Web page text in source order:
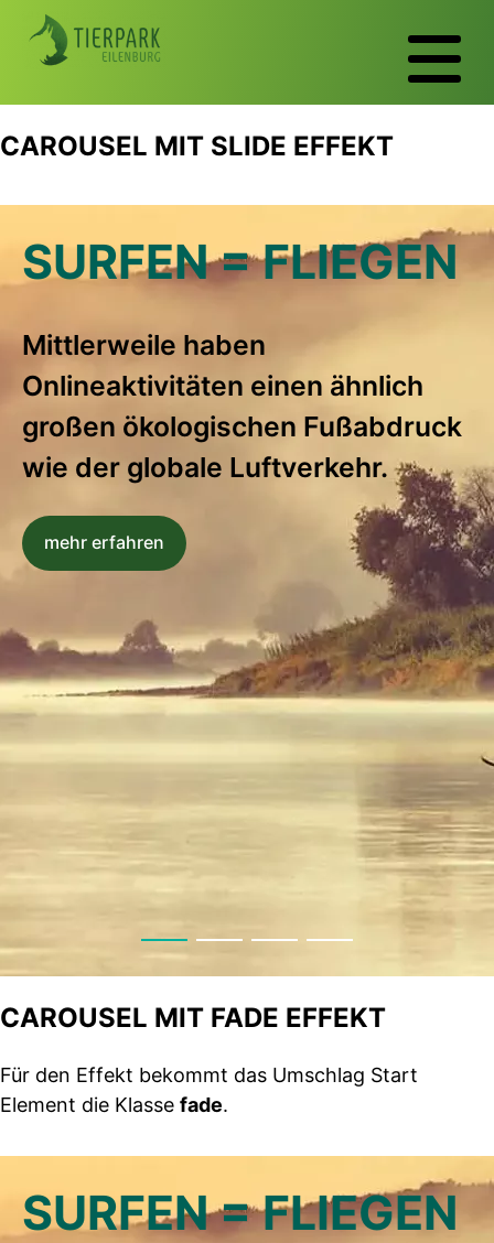
CAROUSEL MIT SLIDE EFFEKT
SURFEN = FLIEGEN
Mittlerweile haben
Onlineaktivitäten einen ähnlich
großen ökologischen Fuß­abdruck
wie der globale Luftverkehr.
mehr erfahren
EINE GOOGLE
SUCHE
PRODUZIERT 0,2
GRAMM CO₂
mehr erfahren
47 MILLIARDEN
DATENVERKEHR
WIRD SICH BALD
VERDREIFACHEN
mehr erfahren
CAROUSEL MIT FADE EFFEKT
Für den Effekt bekommt das Umschlag Start
Element die Klasse fade.
SURFEN = FLIEGEN
EINE GOOGLE
47 MILLIARDEN
DATENVERKEHR